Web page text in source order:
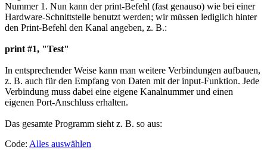
Nummer 1. Nun kann der print-Befehl (fast genauso) wie bei einer
Hardware-Schnittstelle benutzt werden; wir müssen lediglich hinter
den Print-Befehl den Kanal angeben, z. B.:
print #1, "Test"
In entsprechender Weise kann man weitere Verbindungen aufbauen,
z. B. auch für den Empfang von Daten mit der input-Funktion. Jede
Verbindung muss dabei eine eigene Kanalnummer und einen
eigenen Port-Anschluss erhalten.
Das gesamte Programm sieht z. B. so aus:
Code: Alles auswählen